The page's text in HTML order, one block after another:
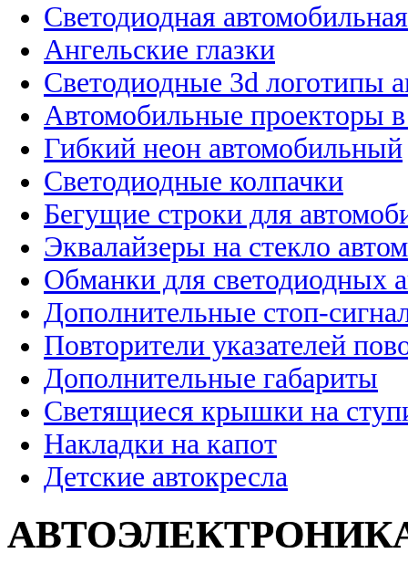
Светодиодная
Ангельские глазки
Светодиодные 3d логотипы
Автомобильные проекторы
Гибкий неон автомобильный
Светодиодные колпачки
Бегущие строки для
Эквалайзеры на стекло
Обманки для светодиодных
Дополнительные стоп-
Повторители указателей
Дополнительные габариты
Светящиеся крышки на
Накладки на капот
Детские автокресла